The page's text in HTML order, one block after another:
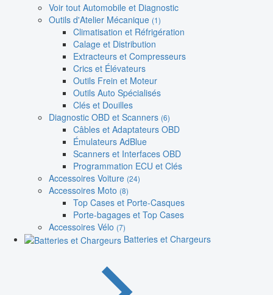
Voir tout Automobile et Diagnostic
Outils d'Atelier Mécanique (1)
Climatisation et Réfrigération
Calage et Distribution
Extracteurs et Compresseurs
Crics et Élévateurs
Outils Frein et Moteur
Outils Auto Spécialisés
Clés et Douilles
Diagnostic OBD et Scanners (6)
Câbles et Adaptateurs OBD
Émulateurs AdBlue
Scanners et Interfaces OBD
Programmation ECU et Clés
Accessoires Voiture (24)
Accessoires Moto (8)
Top Cases et Porte-Casques
Porte-bagages et Top Cases
Accessoires Vélo (7)
Batteries et Chargeurs